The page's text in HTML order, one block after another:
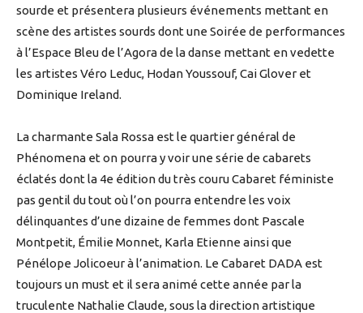
sourde et présentera plusieurs événements mettant en
scène des artistes sourds dont une Soirée de performances
à l’Espace Bleu de l’Agora de la danse mettant en vedette
les artistes Véro Leduc, Hodan Youssouf, Cai Glover et
Dominique Ireland.
La charmante Sala Rossa est le quartier général de
Phénomena et on pourra y voir une série de cabarets
éclatés dont la 4e édition du très couru Cabaret féministe
pas gentil du tout où l’on pourra entendre les voix
délinquantes d’une dizaine de femmes dont Pascale
Montpetit, Émilie Monnet, Karla Etienne ainsi que
Pénélope Jolicoeur à l’animation. Le Cabaret DADA est
toujours un must et il sera animé cette année par la
truculente Nathalie Claude, sous la direction artistique